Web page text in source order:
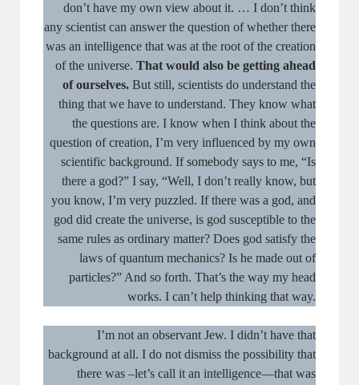
don’t have my own view about it. … I don’t think
any scientist can answer the question of whether there
was an intelligence that was at the root of the creation
of the universe. That would also be getting ahead
of ourselves.But still, scientists do understand the
thing that we have to understand. They know what
the questions are. I know when I think about the
question of creation, I’m very influenced by my own
scientific background. If somebody says to me, “Is
there a god?” I say, “Well, I don’t really know, but
you know, I’m very puzzled. If there was a god, and
god did create the universe, is god susceptible to the
same rules as ordinary matter? Does god satisfy the
laws of quantum mechanics? Is he made out of
particles?” And so forth. That’s the way my head
works. I can’t help thinking that way.
I’m not an observant Jew. I didn’t have that
background at all. I do not dismiss the possibility that
there was –let’s call it an intelligence—that was